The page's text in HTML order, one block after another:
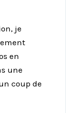
je
en
une
coup de